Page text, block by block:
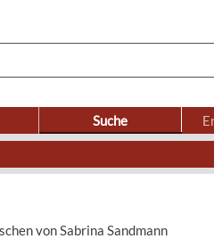
Suche
von Sabrina Sandmann